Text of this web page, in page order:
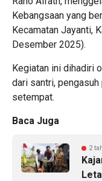
Kebangsaan yang
Kecamatan Jayanti,
Desember 2025).
Kegiatan ini dihadiri
dari santri,
setempat.
Baca Juga
2